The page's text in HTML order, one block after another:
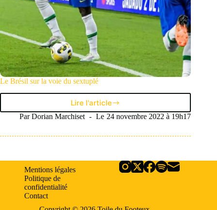
Le Brésil sur la voie du sextuplé
Lire l'article
Le
Brésil
la
sextuplé
Par Dorian Marchiset Le 24 novembre 2022 à 19h17
Mentions légales
Politique de
confidentialité
Contact